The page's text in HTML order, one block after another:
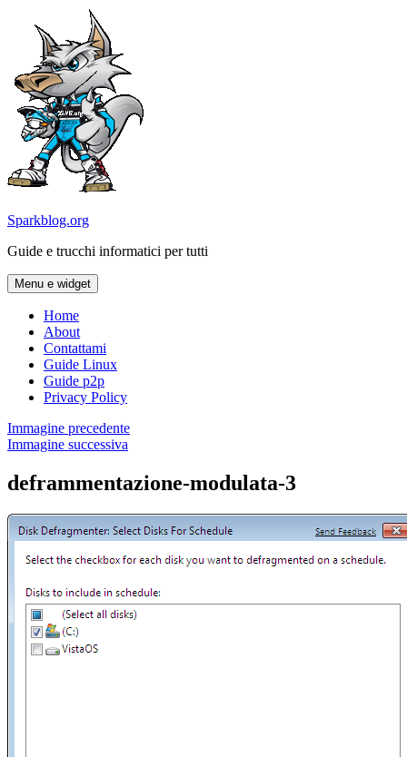
contenuto
Sparkblog.org
Guide e trucchi informatici per tutti
Menu e widget
Home
About
Contattami
Guide Linux
Guide p2p
Privacy Policy
Immagine precedente
Immagine successiva
deframmentazione-modulata-3